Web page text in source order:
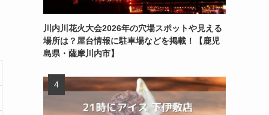
川内川花火大会2026年の穴場スポットや見える
場所は？屋台情報に駐車場などを掲載！【鹿児
島県・薩摩川内市】